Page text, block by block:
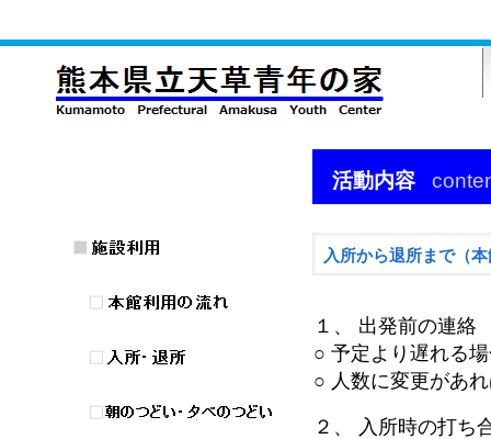
活動内容
入所から退所まで（
１、 出発前の連絡
○ 予定より遅れる
○ 人数に変更があ
２、 入所時の打ち